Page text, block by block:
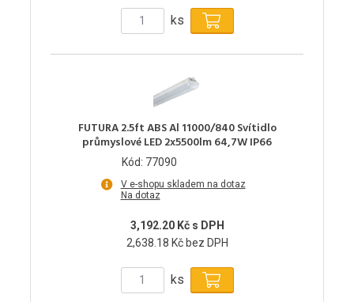
ks
FUTURA 2.5ft ABS Al 11000/840 Svítidlo
průmyslové LED 2x5500lm 64,7W IP66
Kód: 77090
V e-shopu skladem na dotaz
Na dotaz
3,192.20 Kč s DPH
2,638.18 Kč bez DPH
ks